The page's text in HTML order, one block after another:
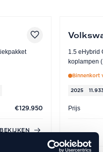
€129.950
BEKIJKEN
1.5 eHybrid GTE | 272PK |
koplampen (IQ.Light) |
Binnenkort
2025
Prijs